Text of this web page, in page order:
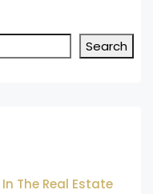
Search
The Real Estate